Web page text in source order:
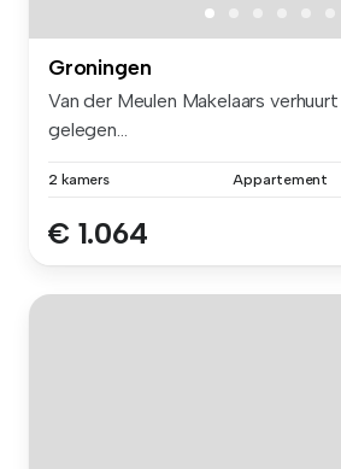
Groningen
Van der Meulen Makelaars
gelegen...
2 kamers Appartement
€ 1.064